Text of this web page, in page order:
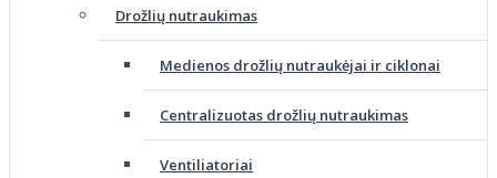
Drožlių nutraukimas
Medienos drožlių nutraukėjai ir ciklonai
Centralizuotas drožlių nutraukimas
Ventiliatoriai